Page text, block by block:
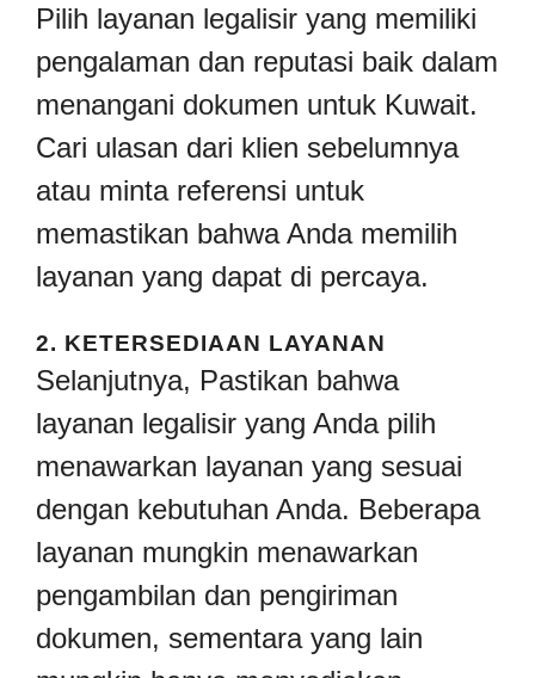
Pilih layanan legalisir yang memiliki
pengalaman dan reputasi baik dalam
menangani dokumen untuk Kuwait.
Cari ulasan dari klien sebelumnya
atau minta referensi untuk
memastikan bahwa Anda memilih
layanan yang dapat di percaya.
2. KETERSEDIAAN LAYANAN
Selanjutnya, Pastikan bahwa
layanan legalisir yang Anda pilih
menawarkan layanan yang sesuai
dengan kebutuhan Anda. Beberapa
layanan mungkin menawarkan
pengambilan dan pengiriman
dokumen, sementara yang lain